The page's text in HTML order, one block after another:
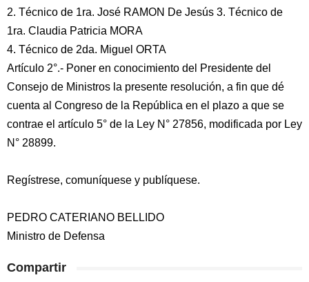
2. Técnico de 1ra. José RAMON De Jesús 3. Técnico de
1ra. Claudia Patricia MORA
4. Técnico de 2da. Miguel ORTA
Artículo 2°.- Poner en conocimiento del Presidente del
Consejo de Ministros la presente resolución, a fin que dé
cuenta al Congreso de la República en el plazo a que se
contrae el artículo 5° de la Ley N° 27856, modificada por Ley
N° 28899.
Regístrese, comuníquese y publíquese.
PEDRO CATERIANO BELLIDO
Ministro de Defensa
Compartir